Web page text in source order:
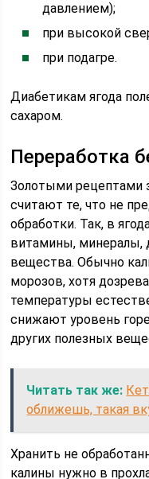
давлением);
при высокой
при подагре.
Диабетикам ягода
сахаром.
Переработка
Золотыми рецептами
считают те, что не
обработки. Так, в
витамины, минералы,
вещества. Обычно
морозов, хотя
температуры
снижают уровень
других полезных
Читать так же:
оближешь, такая
Хранить не
калины нужно в